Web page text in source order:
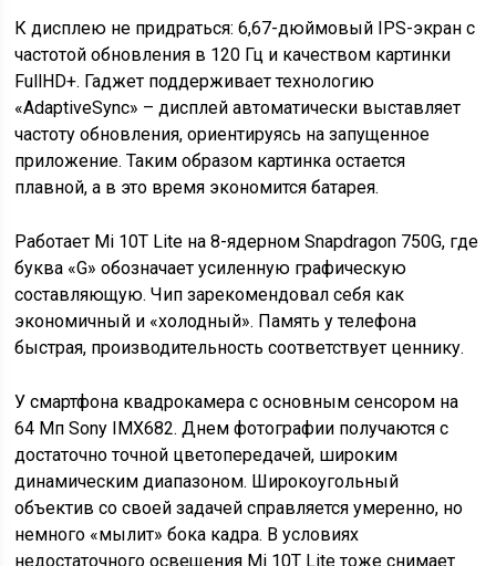
К дисплею не придраться: 6,67-дюймовый IPS-экран с
частотой обновления в 120 Гц и качеством картинки
FullHD+. Гаджет поддерживает технологию
«AdaptiveSync» – дисплей автоматически выставляет
частоту обновления, ориентируясь на запущенное
приложение. Таким образом картинка остается
плавной, а в это время экономится батарея.
Работает Mi 10T Lite на 8-ядерном Snapdragon 750G, где
буква «G» обозначает усиленную графическую
составляющую. Чип зарекомендовал себя как
экономичный и «холодный». Память у телефона
быстрая, производительность соответствует ценнику.
У смартфона квадрокамера с основным сенсором на
64 Мп Sony IMX682. Днем фотографии получаются с
достаточно точной цветопередачей, широким
динамическим диапазоном. Широкоугольный
объектив со своей задачей справляется умеренно, но
немного «мылит» бока кадра. В условиях
недостаточного освещения Mi 10T Lite тоже снимает